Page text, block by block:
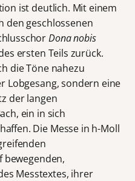
ist deutlich. Mit einem
den geschlossenen
Dona nobis
ersten Teils zurück.
die Töne nahezu
Lobgesang, sondern eine
der langen
ein in sich
Die Messe in h-Moll
bewegenden,
Messtextes, ihrer